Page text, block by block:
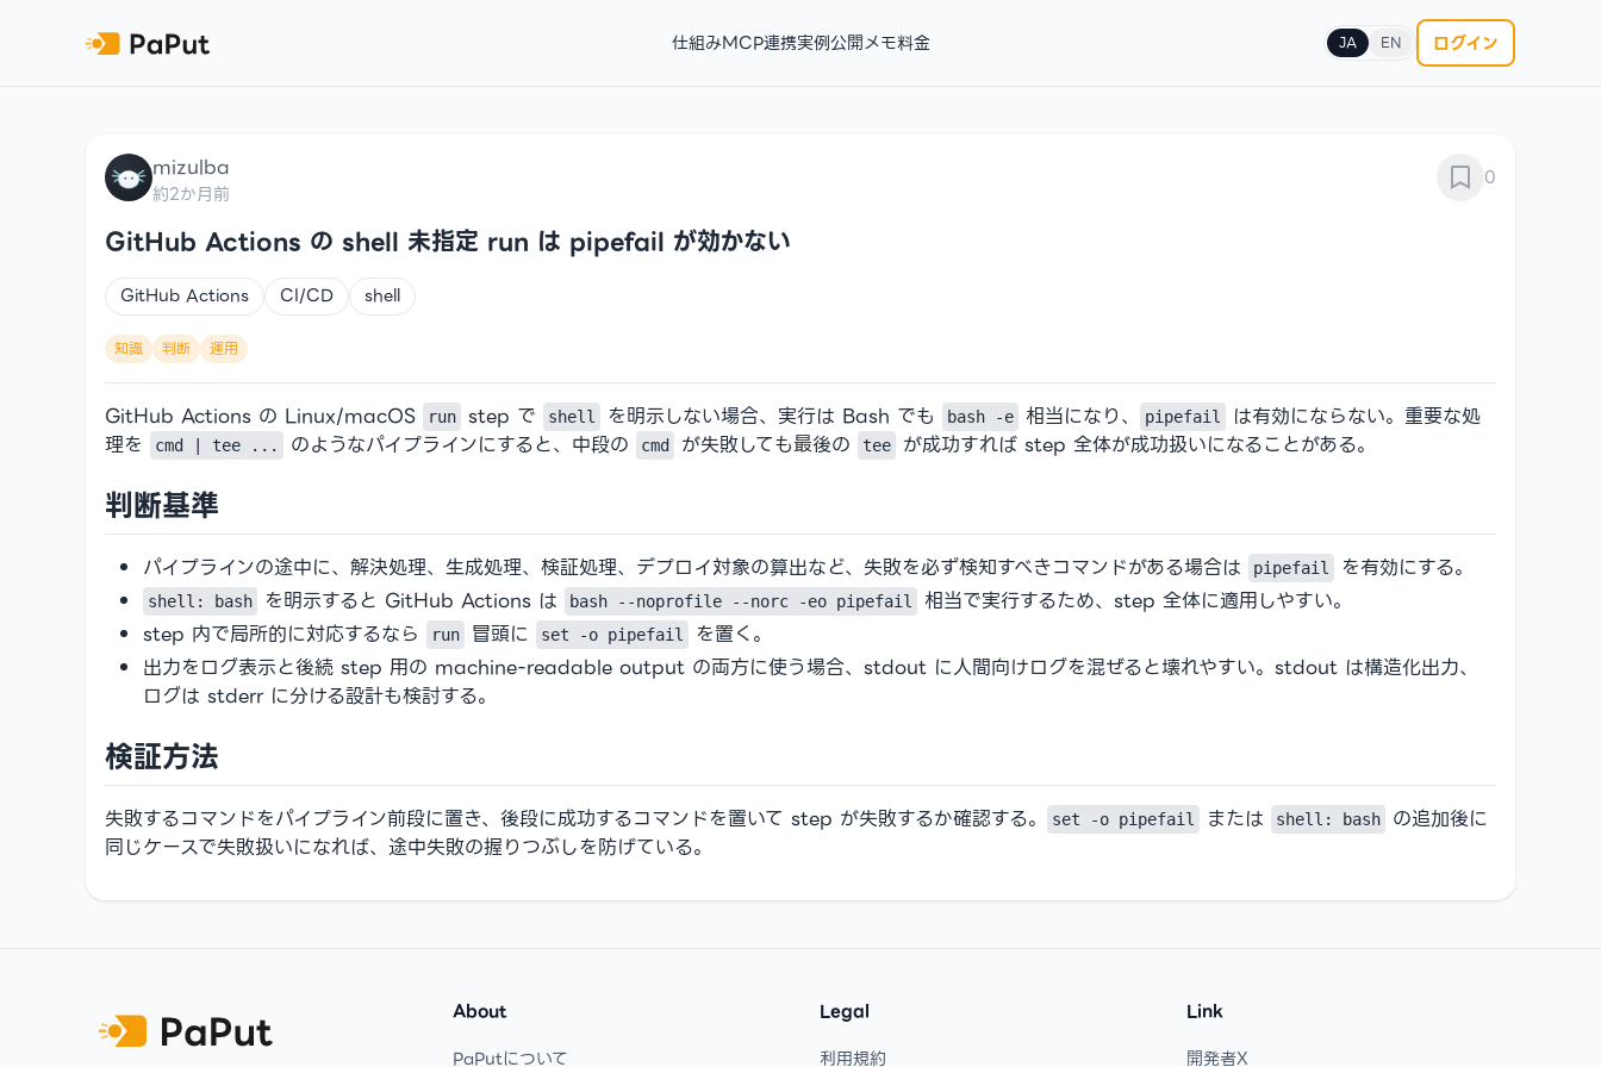
仕組みMCP連携実例公開メモ料金 JA EN ログイン
mizulba
約2か月前
0
GitHub Actions の shell 未指定 run は pipefail が効かない
GitHub Actions CI/CD shell
知識 判断 運用
GitHub Actions の Linux/macOS run step で shell を明示しない場合、実行は Bash でも bash -e 相当になり、 pipefail
は有効にならない。重要な処
理を
cmd | tee ... のようなパイプラインにすると、中段の cmd が失敗しても最後の tee が成功すれば step 全体が成功扱いになることがある。
判断基準
パイプラインの途中に、解決処理、生成処理、検証処理、デプロイ対象の算出など、失敗を必ず検知すべきコマンドがある場合は pipefail を有効にする。
shell: bash を明示すると GitHub Actions は bash --noprofile --norc -eo pipefail
相当で実行するため、step 全体に適用しやすい。
step 内で局所的に対応するなら
run 冒頭に set -o pipefail
を置く。
出力をログ表示と後続 step 用の machine-readable output の両方に使う場合、stdout に人間向けログを混ぜると壊れやすい。stdout は構造化出力、
ログは stderr に分ける設計も検討する。
検証方法
失敗するコマンドをパイプライン前段に置き、後段に成功するコマンドを置いて step が失敗するか確認する。 set -o pipefail または shell: bash
の追加後に
同じケースで失敗扱いになれば、途中失敗の握りつぶしを防げている。
About
PaPutについて
Legal
利用規約
Link
開発者X